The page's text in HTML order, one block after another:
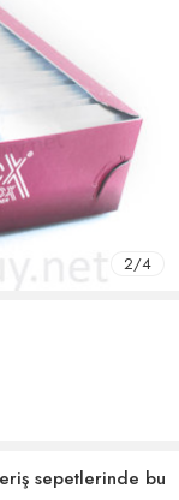
2/4
sepetlerinde bu